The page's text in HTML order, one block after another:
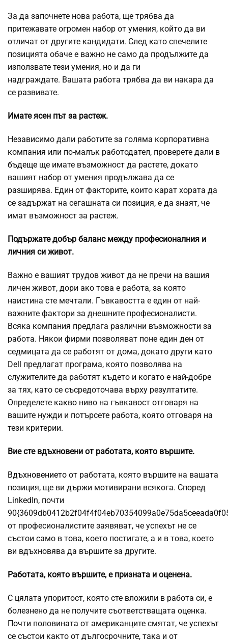
За да започнете нова работа, ще трябва да
притежавате огромен набор от умения, който да ви
отличат от другите кандидати. След като спечелите
позицията обаче е важно не само да продължите да
използвате тези умения, но и да ги
надграждате. Вашата работа трябва да ви накара да
се развивате.
Имате ясен път за растеж.
Независимо дали работите за голяма корпоративна
компания или по-малък работодател, проверете дали в
бъдеще ще имате възможност да растете, докато
вашият набор от умения продължава да се
разширява. Един от факторите, които карат хората да
се задържат на сегашната си позиция, е да знаят, че
имат възможност за растеж.
Подържате добър баланс между професионалния и
личния си живот.
Важно е вашият трудов живот да не пречи на вашия
личен живот, дори ако това е работа, за която
наистина сте мечтали. Гъвкавостта е един от най-
важните фактори за днешните професионалисти.
Всяка компания предлага различни възможности за
работа. Някои фирми позволяват поне един ден от
седмицата да се работят от дома, докато други като
Dell предлагат програма, която позволява на
служителите да работят където и когато е най-добре
за тях, като се съсредоточава върху резултатите.
Определете какво ниво на гъвкавост отговаря на
вашите нужди и потърсете работа, която отговаря на
тези критерии.
Вие сте вдъхновени от работата, която вършите.
Вдъхновението от работата, която вършите на вашата
позиция, ще ви държи мотивирани всякога. Според
LinkedIn, почти
от професионалистите заявяват, че успехът не се
състои само в това, което постигате, а и в това, което
ви вдъхновява да вършите за другите.
Работата, която вършите, е призната и оценена.
С цялата упоритост, която сте вложили в работа си, е
болезнено да не получите съответстващата оценка.
Почти половината от американците смятат, че успехът
се състои както от дългосрочните, така и от